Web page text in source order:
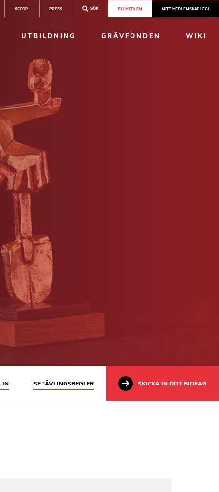
SCOOP PRESS SÖK BLI MEDLEM MITT MEDLEMSKAP I FGJ
UTBILDNING GRÄVFONDEN WIKI
IN SE TÄVLINGSREGLER SKICKA IN DITT BIDRAG